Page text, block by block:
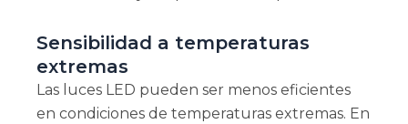
Sensibilidad a temperaturas
extremas
Las luces LED pueden ser menos eficientes
en condiciones de temperaturas extremas. En